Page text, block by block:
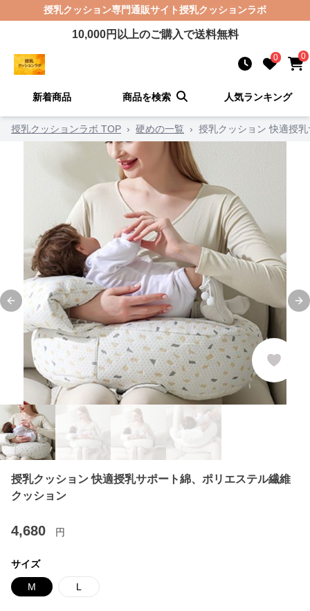
授乳クッション専門通販サイト授乳クッションラボ
10,000円以上のご購入で送料無料
0 0
新着商品 商品を検索 人気ランキング
授乳クッションラボ TOP › 硬めの一覧 › 授乳クッション 快適授
Previous slide
授乳クッション 快適授乳サポート綿、ポリエステル繊維
クッション
4,680 円
サイズ
M L